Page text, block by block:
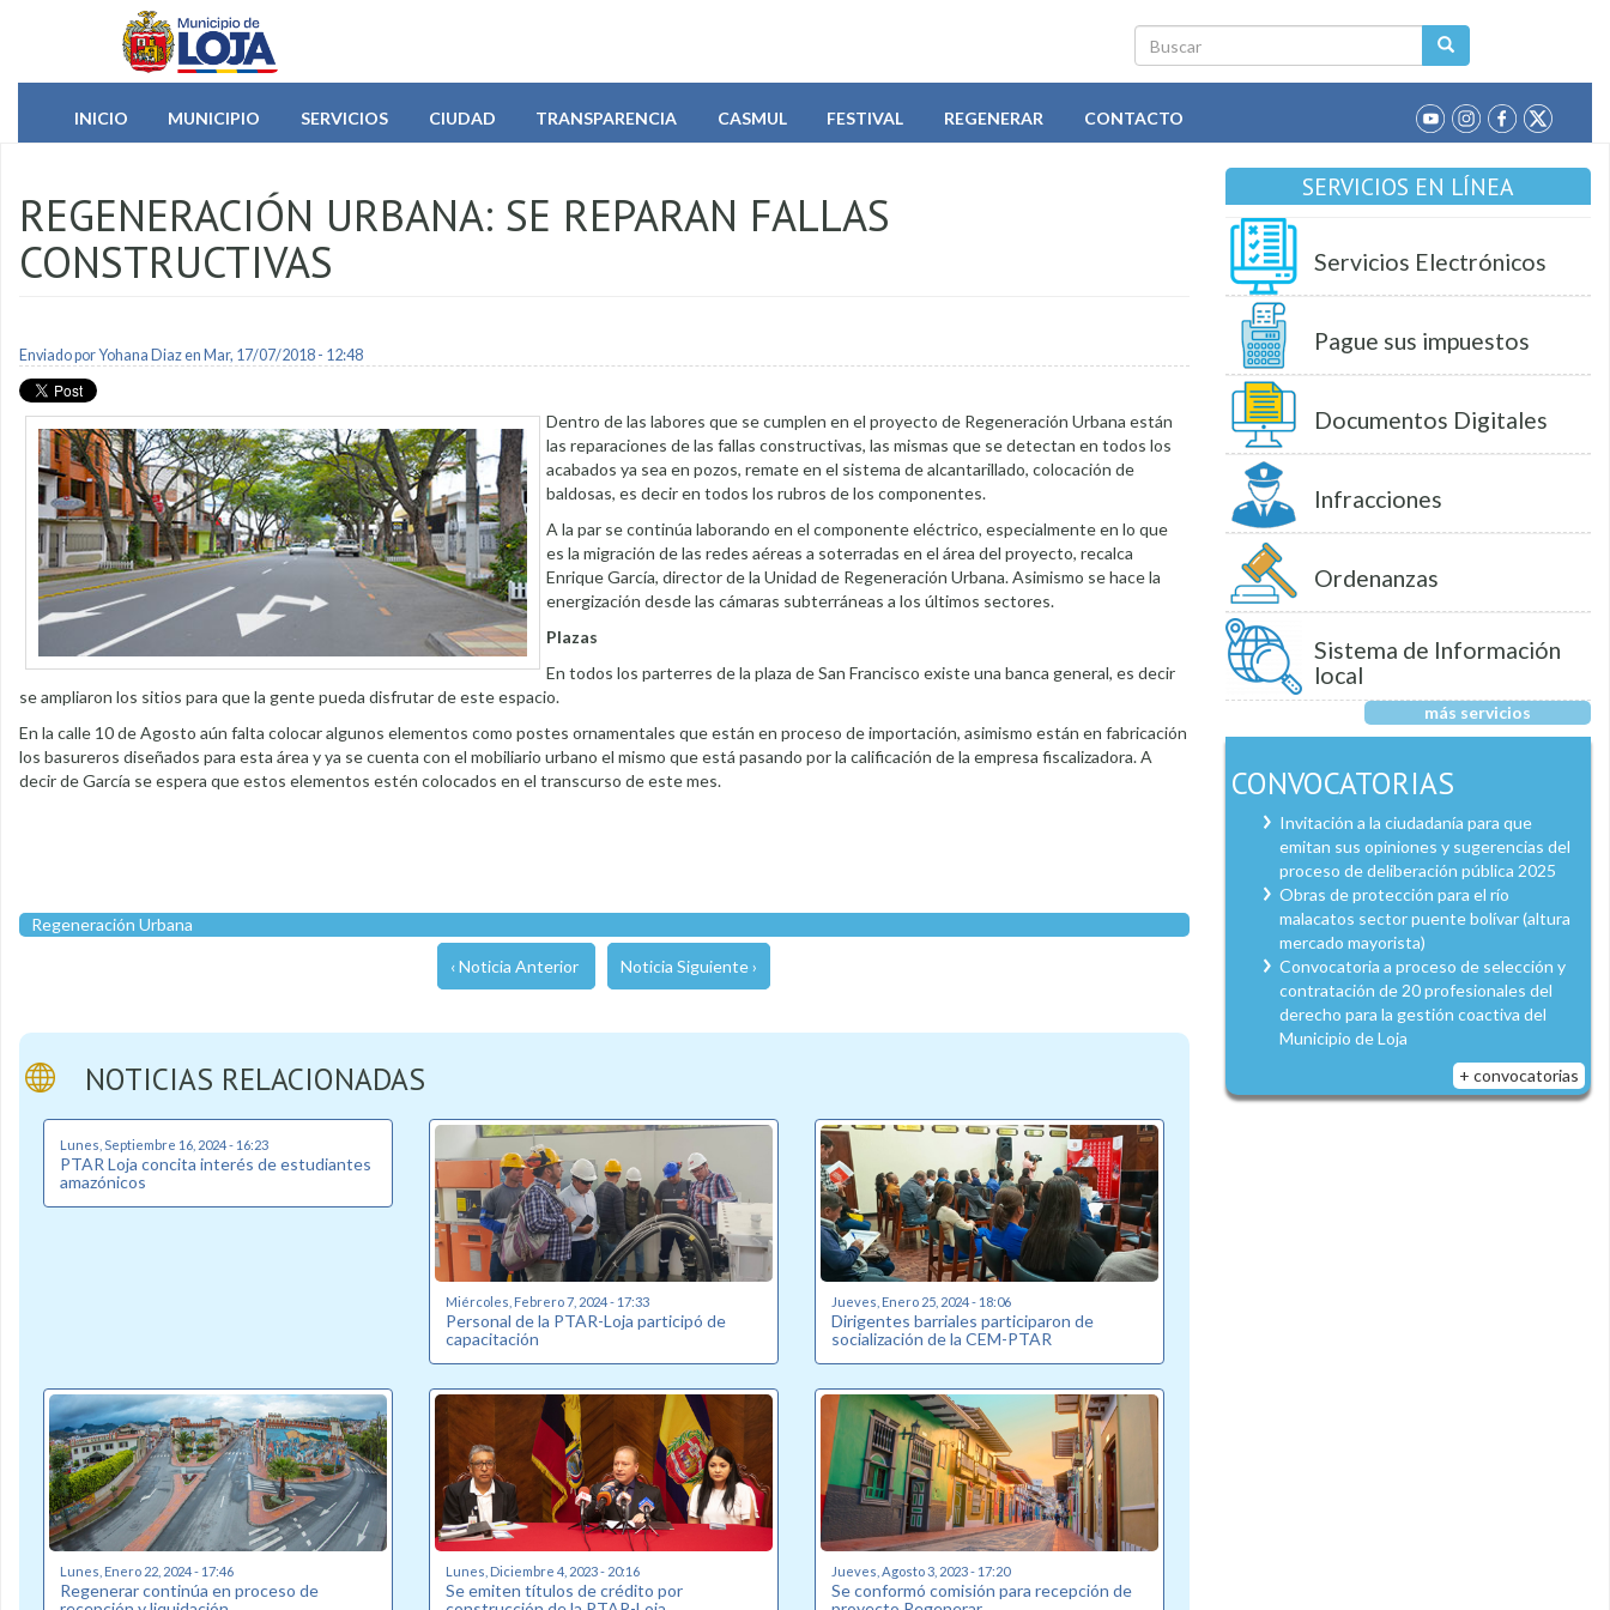
Pasar al contenido principal
Buscar
INICIO
MUNICIPIO SERVICIOS CIUDAD TRANSPARENCIA CASMUL FESTIVAL REGENERAR CONTACTO
REGENERACIÓN URBANA: SE REPARAN FALLAS
CONSTRUCTIVAS
Enviado porYohana Diazen Mar, 17/07/2018 - 12:48
Dentro de las labores que se cumplen en el proyecto de Regeneración Urbana están
las reparaciones de las fallas constructivas, las mismas que se detectan en todos los
acabados ya sea en pozos, remate en el sistema de alcantarillado, colocación de
baldosas, es decir en todos los rubros de los componentes.
A la par se continúa laborando en el componente eléctrico, especialmente en lo que
es la migración de las redes aéreas a soterradas en el área del proyecto, recalca
Enrique García, director de la Unidad de Regeneración Urbana. Asimismo se hace la
energización desde las cámaras subterráneas a los últimos sectores.
Plazas
En todos los parterres de la plaza de San Francisco existe una banca general, es decir
se ampliaron los sitios para que la gente pueda disfrutar de este espacio.
En la calle 10 de Agosto aún falta colocar algunos elementos como postes ornamentales que están en proceso de importación, asimismo están en fabricación
los basureros diseñados para esta área y ya se cuenta con el mobiliario urbano el mismo que está pasando por la calificación de la empresa fiscalizadora. A
decir de García se espera que estos elementos estén colocados en el transcurso de este mes.
Regeneración Urbana
‹ Noticia Anterior Noticia Siguiente ›
NOTICIAS RELACIONADAS
Lunes, Septiembre 16, 2024 - 16:23
PTAR Loja concita interés de estudiantes
amazónicos
Miércoles, Febrero 7, 2024 - 17:33
Personal de la PTAR-Loja participó de
capacitación
Jueves, Enero 25, 2024 - 18:06
Dirigentes barriales participaron de
socialización de la CEM-PTAR
Lunes, Enero 22, 2024 - 17:46
Regenerar continúa en proceso de
Lunes, Diciembre 4, 2023 - 20:16
Se emiten títulos de crédito por
Jueves, Agosto 3, 2023 - 17:20
Se conformó comisión para recepción de
SERVICIOS EN LÍNEA
Servicios Electrónicos
Pague sus impuestos
Documentos Digitales
Infracciones
Ordenanzas
Sistema de Información
local
más servicios
CONVOCATORIAS
Invitación a la ciudadanía para que
emitan sus opiniones y sugerencias del
proceso de deliberación pública 2025
Obras de protección para el río
malacatos sector puente bolívar (altura
mercado mayorista)
Convocatoria a proceso de selección y
contratación de 20 profesionales del
derecho para la gestión coactiva del
Municipio de Loja
+ convocatorias